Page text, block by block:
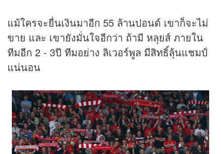
แม้ใครจะยื่นเงินมาอีก 55 ล้านปอนด์ เขาก็จะไม่
ขาย และ เขายังมั่นใจอีกว่า ถ้ามี หลุยส์ ภายใน
ทีมอีก 2 - 3ปี ทีมอย่าง ลิเวอร์พูล มีสิทธิ์ลุ้นแชมป์
แน่นอน